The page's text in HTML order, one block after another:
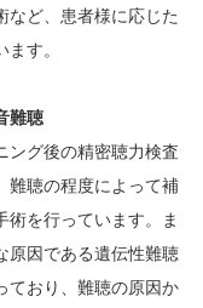
など、患者様に応じた
す。
難聴
ング後の精密聴力検査
難聴の程度によって補
術を行っています。ま
原因である遺伝性難聴
ており、難聴の原因か